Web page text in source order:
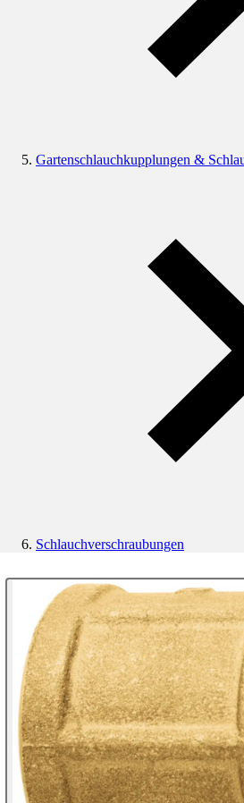
Gartenschlauchkupplungen &
Schlauchverschraubungen